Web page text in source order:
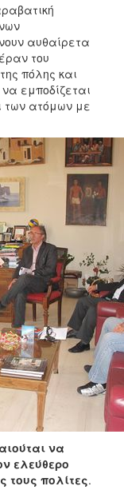
αυθαίρετα
του
πόλης και
εμποδίζεται
των ατόμων με
να
ελεύθερο
τους πολίτες.